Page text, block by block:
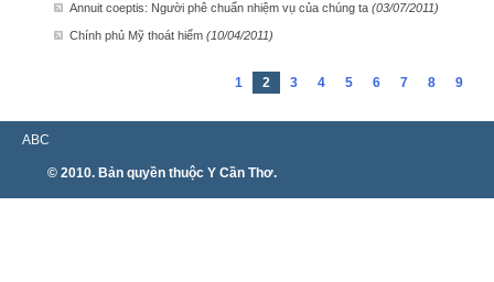
Annuit coeptis: Người phê chuẩn nhiệm vụ của chúng ta (03/07/2011)
Chính phủ Mỹ thoát hiểm (10/04/2011)
1 2 3 4 5 6 7 8 9
ABC
© 2010. Bản quyền thuộc Y Cần Thơ.